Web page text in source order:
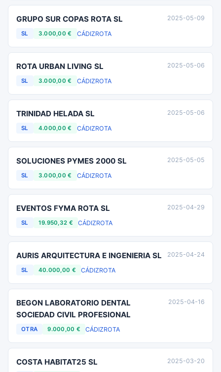
GRUPO SUR COPAS ROTA SL
SL 3.000,00 € CÁDIZROTA
2025-05-09
ROTA URBAN LIVING SL
SL 3.000,00 € CÁDIZROTA
2025-05-06
TRINIDAD HELADA SL
SL 4.000,00 € CÁDIZROTA
2025-05-06
SOLUCIONES PYMES 2000 SL
SL 3.000,00 € CÁDIZROTA
2025-05-05
EVENTOS FYMA ROTA SL
SL 19.950,32 € CÁDIZROTA
2025-04-29
AURIS ARQUITECTURA E INGENIERIA SL
SL 40.000,00 € CÁDIZROTA
2025-04-24
BEGON LABORATORIO DENTAL
SOCIEDAD CIVIL PROFESIONAL
OTRA 9.000,00 € CÁDIZROTA
2025-04-16
COSTA HABITAT25 SL 2025-03-20